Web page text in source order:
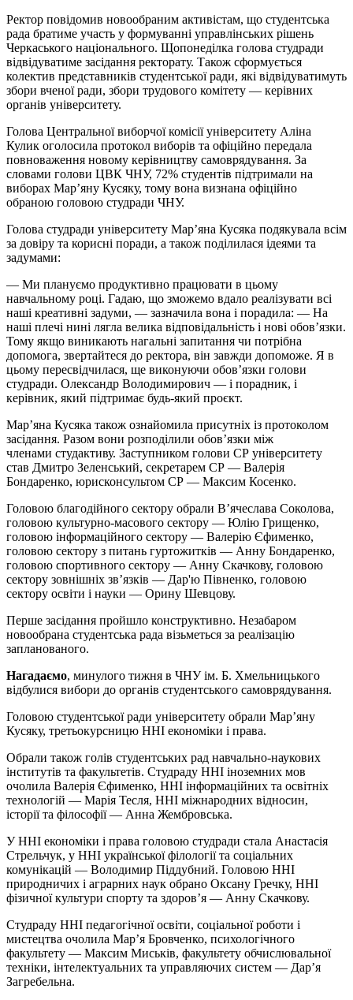
Ректор повідомив новообраним активістам, що студентська
рада братиме участь у формуванні управлінських рішень
Черкаського національного. Щопонеділка голова студради
відвідуватиме засідання ректорату. Також сформується
колектив представників студентської ради, які відвідуватимуть
збори вченої ради, збори трудового комітету — керівних
органів університету.
Голова Центральної виборчої комісії університету Аліна
Кулик оголосила протокол виборів та офіційно передала
повноваження новому керівництву самоврядування. За
словами голови ЦВК ЧНУ, 72% студентів підтримали на
виборах Мар’яну Кусяку, тому вона визнана офіційно
обраною головою студради ЧНУ.
Голова студради університету Мар’яна Кусяка подякувала всім
за довіру та корисні поради, а також поділилася ідеями та
задумами:
— Ми плануємо продуктивно працювати в цьому
навчальному році. Гадаю, що зможемо вдало реалізувати всі
наші креативні задуми, — зазначила вона і порадила: — На
наші плечі нині лягла велика відповідальність і нові обов’язки.
Тому якщо виникають нагальні запитання чи потрібна
допомога, звертайтеся до ректора, він завжди допоможе. Я в
цьому пересвідчилася, ще виконуючи обов’язки голови
студради. Олександр Володимирович — і порадник, і
керівник, який підтримає будь-який проєкт.
Мар’яна Кусяка також ознайомила присутніх із протоколом
засідання. Разом вони розподілили обов’язки між
членами студактиву. Заступником голови СР університету
став Дмитро Зеленський, секретарем СР — Валерія
Бондаренко, юрисконсультом СР — Максим Косенко.
Головою благодійного сектору обрали В’ячеслава Соколова,
головою культурно-масового сектору — Юлію Грищенко,
головою інформаційного сектору — Валерію Єфименко,
головою сектору з питань гуртожитків — Анну Бондаренко,
головою спортивного сектору — Анну Скачкову, головою
сектору зовнішніх зв’язків — Дар'ю Півненко, головою
сектору освіти і науки — Орину Шевцову.
Перше засідання пройшло конструктивно. Незабаром
новообрана студентська рада візьметься за реалізацію
запланованого.
Нагадаємо, минулого тижня в ЧНУ ім. Б. Хмельницького
відбулися вибори до органів студентського самоврядування.
Головою студентської ради університету обрали Мар’яну
Кусяку, третьокурсницю ННІ економіки і права.
Обрали також голів студентських рад навчально-наукових
інститутів та факультетів. Студраду ННІ іноземних мов
очолила Валерія Єфименко, ННІ інформаційних та освітніх
технологій — Марія Тесля, ННІ міжнародних відносин,
історії та філософії — Анна Жембровська.
У ННІ економіки і права головою студради стала Анастасія
Стрельчук, у ННІ української філології та соціальних
комунікацій — Володимир Піддубний. Головою ННІ
природничих і аграрних наук обрано Оксану Гречку, ННІ
фізичної культури спорту та здоров’я — Анну Скачкову.
Студраду ННІ педагогічної освіти, соціальної роботи і
мистецтва очолила Мар’я Бровченко, психологічного
факультету — Максим Миськів, факультету обчислювальної
техніки, інтелектуальних та управляючих систем — Дар’я
Загребельна.